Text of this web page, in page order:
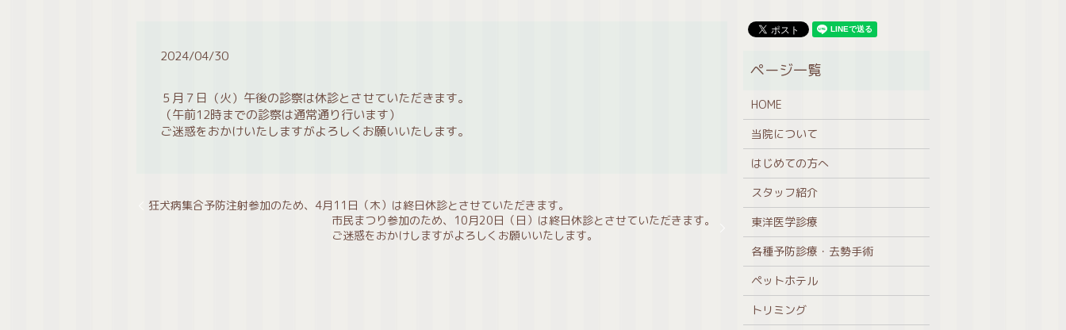
2024/04/30
５月７日（火）午後の診察は休診とさせていただきます。
（午前12時までの診察は通常通り行います）
ご迷惑をおかけいたしますがよろしくお願いいたします。
狂犬病集合予防注射参加のため、4月11日（木）は終日休診とさせていただきます。
市民まつり参加のため、10月20日（日）は終日休診とさせていただきます。
ご迷惑をおかけしますがよろしくお願いいたします。
HOME
当院について
はじめての方へ
スタッフ紹介
東洋医学診療
各種予防診療・去勢手術
ペットホテル
トリミング